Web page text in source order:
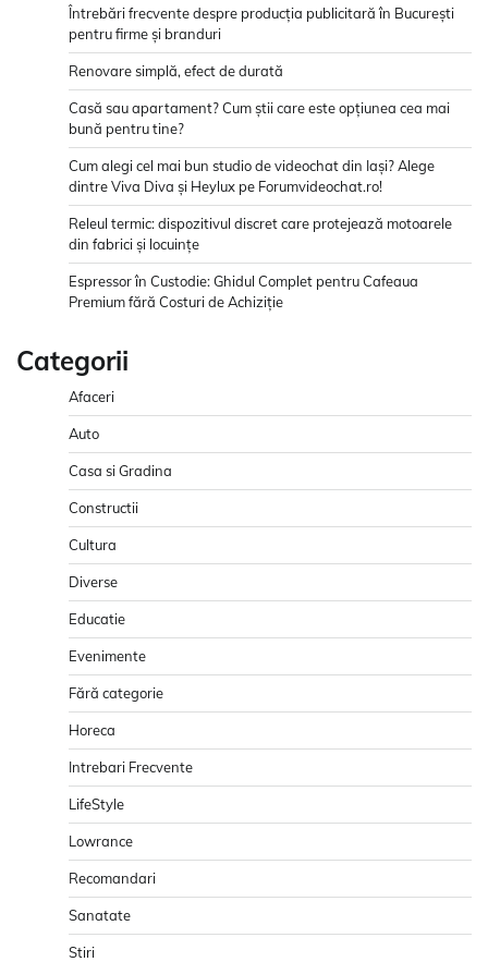
Întrebări frecvente despre producția publicitară în București
pentru firme și branduri
Renovare simplă, efect de durată
Casă sau apartament? Cum știi care este opțiunea cea mai
bună pentru tine?
Cum alegi cel mai bun studio de videochat din Iași? Alege
dintre Viva Diva și Heylux pe Forumvideochat.ro!
Releul termic: dispozitivul discret care protejează motoarele
din fabrici și locuințe
Espressor în Custodie: Ghidul Complet pentru Cafeaua
Premium fără Costuri de Achiziție
Categorii
Afaceri
Auto
Casa si Gradina
Constructii
Cultura
Diverse
Educatie
Evenimente
Fără categorie
Horeca
Intrebari Frecvente
LifeStyle
Lowrance
Recomandari
Sanatate
Stiri